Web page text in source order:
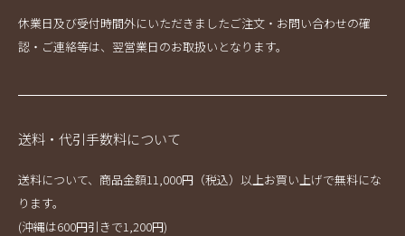
休業日及び受付時間外にいただきましたご注文・お問い合わせの確
認・ご連絡等は、翌営業日のお取扱いとなります。
送料・代引手数料について
送料について、商品金額11,000円（税込）以上お買い上げで無料にな
ります。
(沖縄は600円引きで1,200円)